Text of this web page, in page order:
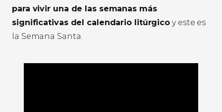
para vivir una de las semanas más
significativas del calendario litúrgico y este es
la Semana Santa.